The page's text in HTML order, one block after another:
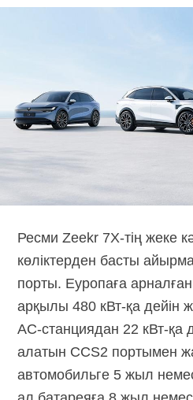
Ресми Zeekr 7X-тің жеке
көліктерден басты
порты. Еуропаға
арқылы480 кВт-қа дейін
AC-станциядан 22 кВт-қа
алатын CCS2 портымен
автомобильге 5 жыл